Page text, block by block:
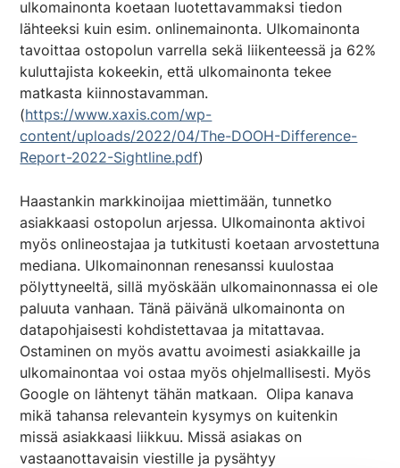
ulkomainonta koetaan luotettavammaksi tiedon
lähteeksi kuin esim. onlinemainonta. Ulkomainonta
tavoittaa ostopolun varrella sekä liikenteessä ja 62%
kuluttajista kokeekin, että ulkomainonta tekee
matkasta kiinnostavamman.
(https://www.xaxis.com/wp-
content/uploads/2022/04/The-DOOH-Difference-
Report-2022-Sightline.pdf)
Haastankin markkinoijaa miettimään, tunnetko
asiakkaasi ostopolun arjessa. Ulkomainonta aktivoi
myös onlineostajaa ja tutkitusti koetaan arvostettuna
mediana. Ulkomainonnan renesanssi kuulostaa
pölyttyneeltä, sillä myöskään ulkomainonnassa ei ole
paluuta vanhaan. Tänä päivänä ulkomainonta on
datapohjaisesti kohdistettavaa ja mitattavaa.
Ostaminen on myös avattu avoimesti asiakkaille ja
ulkomainontaa voi ostaa myös ohjelmallisesti. Myös
Google on lähtenyt tähän matkaan. Olipa kanava
mikä tahansa relevantein kysymys on kuitenkin
missä asiakkaasi liikkuu. Missä asiakas on
vastaanottavaisin viestille ja pysähtyy